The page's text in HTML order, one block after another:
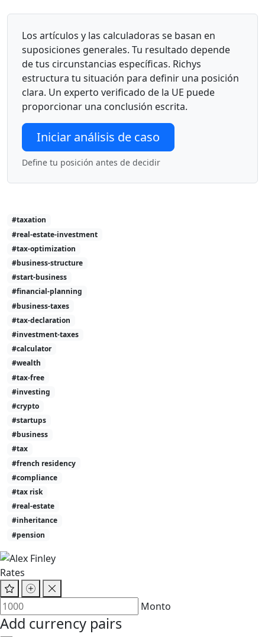
Los artículos y las calculadoras se basan en
suposiciones generales. Tu resultado depende
de tus circunstancias específicas. Richys
estructura tu situación para definir una posición
clara. Un experto verificado de la UE puede
proporcionar una conclusión escrita.
Iniciar análisis de caso
Define tu posición antes de decidir
#taxation
#real-estate-investment
#tax-optimization
#business-structure
#start-business
#financial-planning
#business-taxes
#tax-declaration
#investment-taxes
#calculator
#wealth
#tax-free
#investing
#crypto
#startups
#business
#tax
#french residency
#compliance
#tax risk
#real-estate
#inheritance
#pension
Rates
Monto
Add currency pairs